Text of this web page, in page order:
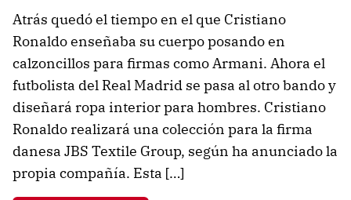
Atrás quedó el tiempo en el que Cristiano
Ronaldo enseñaba su cuerpo posando en
calzoncillos para firmas como Armani. Ahora el
futbolista del Real Madrid se pasa al otro bando y
diseñará ropa interior para hombres. Cristiano
Ronaldo realizará una colección para la firma
danesa JBS Textile Group, según ha anunciado la
propia compañía. Esta […]